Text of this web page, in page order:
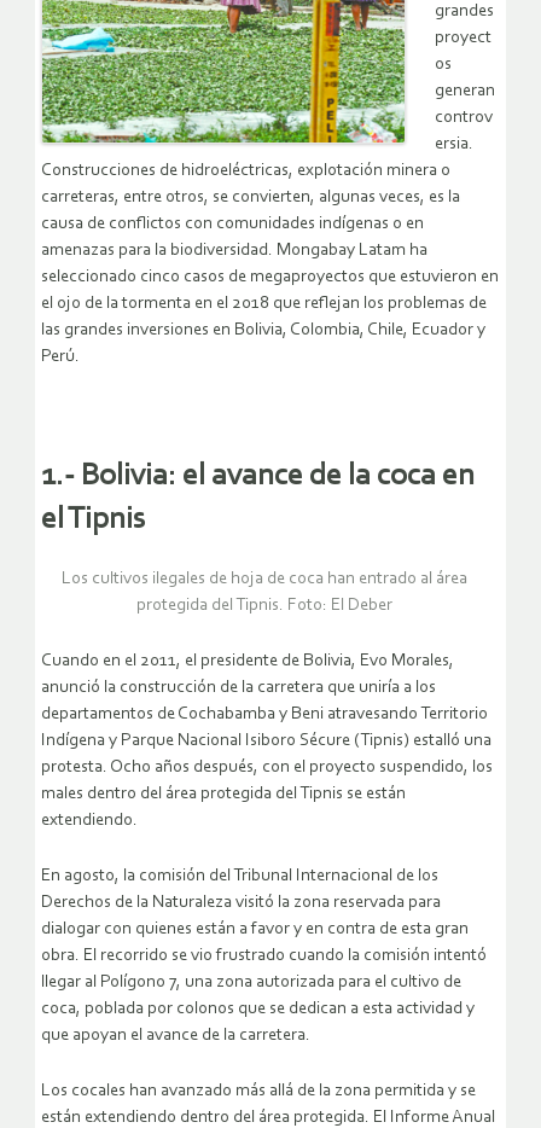
grandes
proyect
os
generan
controv
ersia.
Construcciones de hidroeléctricas, explotación minera o
carreteras, entre otros, se convierten, algunas veces, es la
causa de conflictos con comunidades indígenas o en
amenazas para la biodiversidad. Mongabay Latam ha
seleccionado cinco casos de megaproyectos que estuvieron en
el ojo de la tormenta en el 2018 que reflejan los problemas de
las grandes inversiones en Bolivia, Colombia, Chile, Ecuador y
Perú.
1.- Bolivia: el avance de la coca en
el Tipnis
Los cultivos ilegales de hoja de coca han entrado al área
protegida del Tipnis. Foto: El Deber
Cuando en el 2011, el presidente de Bolivia, Evo Morales,
anunció la construcción de la carretera que uniría a los
departamentos de Cochabamba y Beni atravesando Territorio
Indígena y Parque Nacional Isiboro Sécure (Tipnis) estalló una
protesta. Ocho años después, con el proyecto suspendido, los
males dentro del área protegida del Tipnis se están
extendiendo.
En agosto, la comisión del Tribunal Internacional de los
Derechos de la Naturaleza visitó la zona reservada para
dialogar con quienes están a favor y en contra de esta gran
obra. El recorrido se vio frustrado cuando la comisión intentó
llegar al Polígono 7, una zona autorizada para el cultivo de
coca, poblada por colonos que se dedican a esta actividad y
que apoyan el avance de la carretera.
Los cocales han avanzado más allá de la zona permitida y se
están extendiendo dentro del área protegida. El Informe Anual